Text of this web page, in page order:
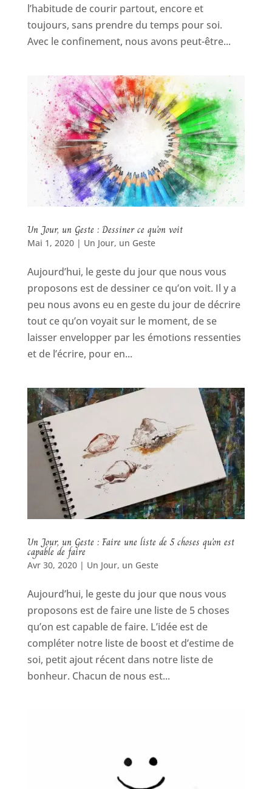
l’habitude de courir partout, encore et
toujours, sans prendre du temps pour soi.
Avec le confinement, nous avons peut-être...
Un Jour, un Geste : Dessiner ce qu’on voit
Mai 1, 2020| Un Jour, un Geste
Aujourd’hui, le geste du jour que nous vous
proposons est de dessiner ce qu’on voit. Il y a
peu nous avons eu en geste du jour de décrire
tout ce qu’on voyait sur le moment, de se
laisser envelopper par les émotions ressenties
et de l’écrire, pour en...
Un Jour, un Geste : Faire une liste de 5 choses qu’on est
capable de faire
Avr 30, 2020| Un Jour, un Geste
Aujourd’hui, le geste du jour que nous vous
proposons est de faire une liste de 5 choses
qu’on est capable de faire. L’idée est de
compléter notre liste de boost et d’estime de
soi, petit ajout récent dans notre liste de
bonheur. Chacun de nous est...